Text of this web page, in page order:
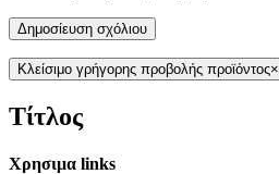
Κλείσιμο γρήγορης προβολής προϊόντος×
Τίτλος
Χρησιμα links